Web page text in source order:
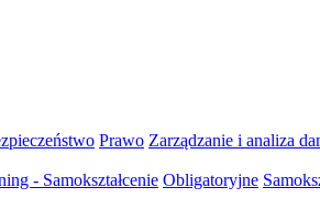
Prawo Zarządzanie i analiza
- Samokształcenie Obligatoryjne